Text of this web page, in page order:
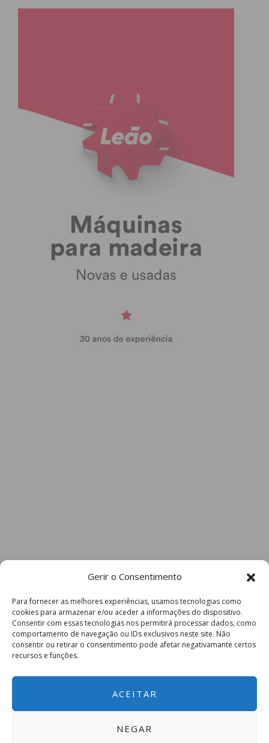
Gerir o Consentimento
Para fornecer as melhores experiências, usamos tecnologias como
cookies para armazenar e/ou aceder a informações do dispositivo.
Consentir com essas tecnologias nos permitirá processar dados, como
comportamento de navegação ou IDs exclusivos neste site. Não
consentir ou retirar o consentimento pode afetar negativamante certos
recursos e funções.
ACEITAR
NEGAR